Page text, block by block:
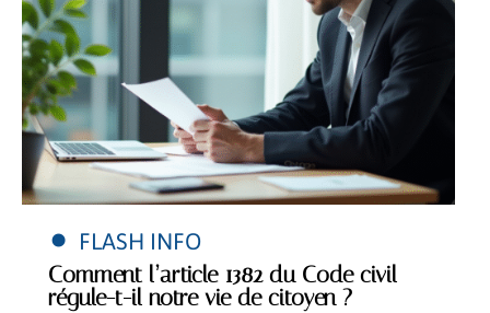
FLASH INFO
Comment l’article 1382 du Code civil
régule-t-il notre vie de citoyen ?